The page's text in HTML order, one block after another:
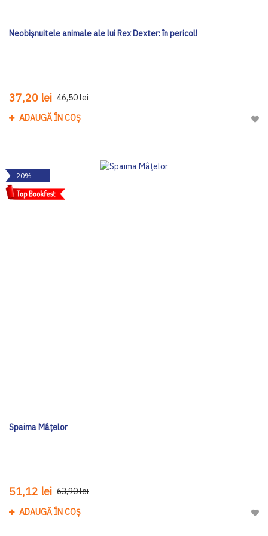
Neobișnuitele animale ale lui Rex Dexter: în pericol!
37,20 lei 46,50 lei
ADAUGĂ ÎN COȘ
-20%
Spaima Mâțelor
51,12 lei 63,90 lei
ADAUGĂ ÎN COȘ